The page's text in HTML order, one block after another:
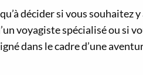
décider si vous souhaitez
voyagiste spécialisé ou si
dans le cadre d’une